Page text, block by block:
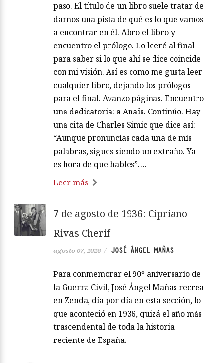
paso. El título de un libro suele tratar de
darnos una pista de qué es lo que vamos
a encontrar en él. Abro el libro y
encuentro el prólogo. Lo leeré al final
para saber si lo que ahí se dice coincide
con mi visión. Así es como me gusta leer
cualquier libro, dejando los prólogos
para el final. Avanzo páginas. Encuentro
una dedicatoria: a Anaïs. Continúo. Hay
una cita de Charles Simic que dice así:
“Aunque pronuncias cada una de mis
palabras, sigues siendo un extraño. Ya
es hora de que hables”….
Leer más
7 de agosto de 1936: Cipriano
Rivas Cherif
agosto 07, 2026 / JOSÉ ÁNGEL MAÑAS
Para conmemorar el 90º aniversario de
la Guerra Civil, José Ángel Mañas recrea
en Zenda, día por día en esta sección, lo
que aconteció en 1936, quizá el año más
trascendental de toda la historia
reciente de España.